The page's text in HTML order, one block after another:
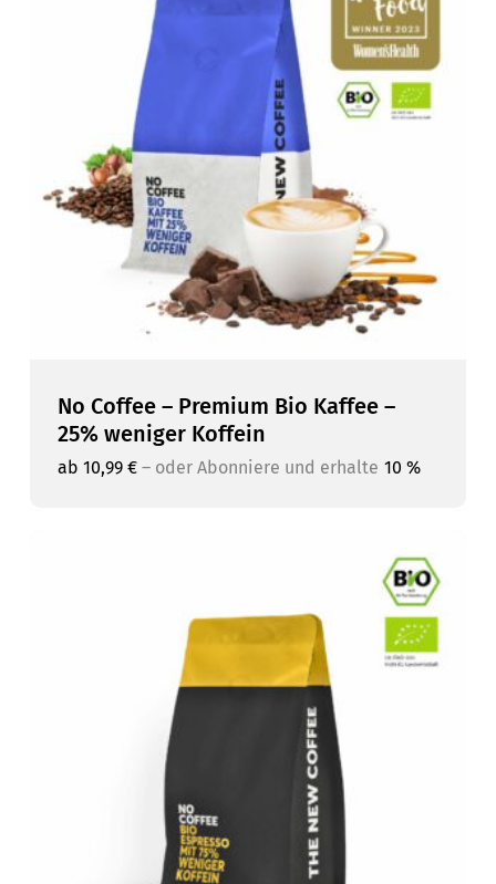
No Coffee – Premium Bio Kaffee –
25% weniger Koffein
ab 10,99 € –oder Abonniere und erhalte 10 %